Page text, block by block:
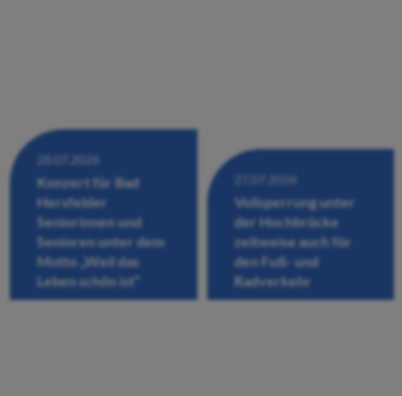
28.07.2026
Konzert für Bad
Hersfelder
Seniorinnen und
Senioren unter dem
Motto „Weil das
Leben schön ist“
27.07.2026
Vollsperrung unter
der Hochbrücke
zeitweise auch für
den Fuß- und
Radverkehr